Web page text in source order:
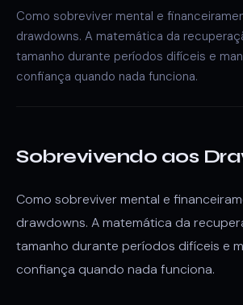
Como sobreviver mental e
drawdowns. A matemática da
tamanho durante períodos difíceis e
confiança quando nada funciona.
Sobrevivendo aos
Como sobreviver mental e
drawdowns. A matemática da
tamanho durante períodos difíceis e
confiança quando nada funciona.